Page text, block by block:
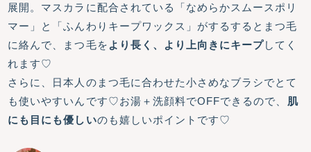
展開。マスカラに配合されている「なめらかスムースポリ
マー」と「ふんわりキープワックス」がするするとまつ毛
に絡んで、まつ毛を より長く、より上向きにキープしてく
れます♡
さらに、日本人のまつ毛に合わせた小さめなブラシでとて
も使いやすいんです♡お湯＋洗顔料でOFFできるので、 肌
にも目にも優しいのも嬉しいポイントです♡